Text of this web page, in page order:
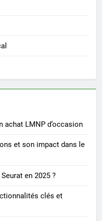
achat LMNP d’occasion
et son impact dans le
en 2025 ?
clés et